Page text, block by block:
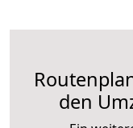
den